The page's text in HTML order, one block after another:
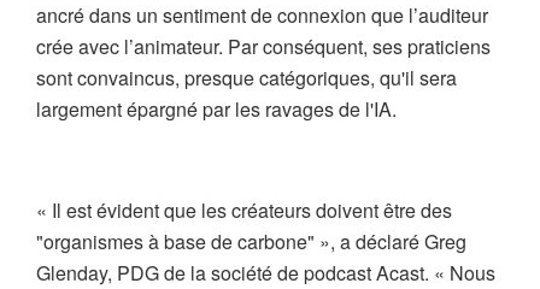
ancré dans un sentiment de connexion que l’auditeur
crée avec l’animateur. Par conséquent, ses praticiens
sont convaincus, presque catégoriques, qu'il sera
largement épargné par les ravages de l'IA.
« Il est évident que les créateurs doivent être des
"organismes à base de carbone" », a déclaré Greg
Glenday, PDG de la société de podcast Acast. « Nous